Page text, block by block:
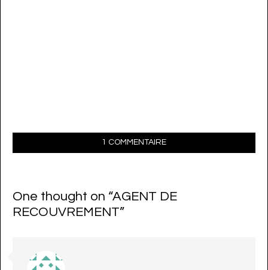
1 COMMENTAIRE
One thought on “AGENT DE
RECOUVREMENT”